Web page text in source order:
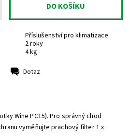
Příslušenství pro klimatizace
2 roky
4 kg
Dotaz
Wine PC15). Pro správný chod
vyměňujte prachový filter 1 x